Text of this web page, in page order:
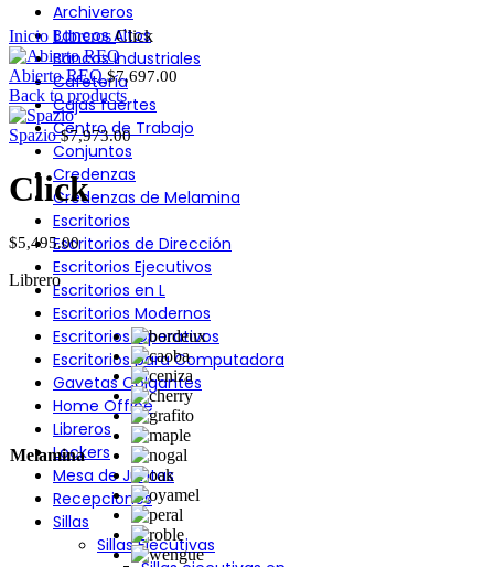
Archiveros
Bancos Altos
Bancos Industriales
Cafetería
Cajas fuertes
Centro de Trabajo
Conjuntos
Credenzas
Credenzas de Melamina
Escritorios
Escritorios de Dirección
Escritorios Ejecutivos
Escritorios en L
Escritorios Modernos
Escritorios Operativos
Escritorios para Computadora
Gavetas Colgantes
Home Office
Libreros
Lockers
Mesa de Juntas
Recepciones
Sillas
Sillas Ejecutivas
Click to enlarge
Inicio LibrerosClick
Abierto REQ$7,697.00
Back to products
Spazio$7,973.00
Click
$5,495.00
Librero
Melamina